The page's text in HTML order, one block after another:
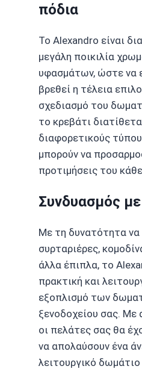
πόδια
Το Alexandro είναι
μεγάλη ποικιλία
υφασμάτων, ώστε να
βρεθεί η τέλεια
σχεδιασμό του
το κρεβάτι
διαφορετικούς
μπορούν να
προτιμήσεις του
Συνδυασμός
Με τη δυνατότητα να
συρταριέρες,
άλλα έπιπλα, το
πρακτική και
εξοπλισμό των
ξενοδοχείου σας. Με
οι πελάτες σας θα
να απολαύσουν ένα
λειτουργικό